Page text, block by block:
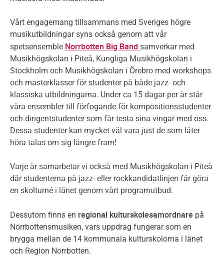
Vårt engagemang tillsammans med Sveriges högre
musikutbildningar syns också genom att vår
spetsensemble Norrbotten Big Band samverkar med
Musikhögskolan i Piteå, Kungliga Musikhögskolan i
Stockholm och Musikhögskolan i Örebro med workshops
och masterklasser för studenter på både jazz- och
klassiska utbildningarna. Under ca 15 dagar per år står
våra ensembler till förfogande för kompositionsstudenter
och dirigentstudenter som får testa sina vingar med oss.
Dessa studenter kan mycket väl vara just de som låter
höra talas om sig längre fram!
Varje år samarbetar vi också med Musikhögskolan i Piteå
där studenterna på jazz- eller rockkandidatlinjen får göra
en skolturné i länet genom vårt programutbud.
Dessutom finns en regional kulturskolesamordnare på
Norrbottensmusiken, vars uppdrag fungerar som en
brygga mellan de 14 kommunala kulturskolorna i länet
och Region Norrbotten.